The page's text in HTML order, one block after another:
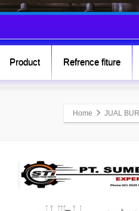
Product Refrence fiture
Home JUAL